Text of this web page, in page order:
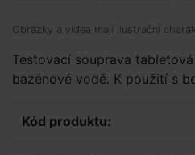
Obrázky a videa mají ilustrační
Testovací souprava
bazénové vodě. K použití s
Kód produktu: